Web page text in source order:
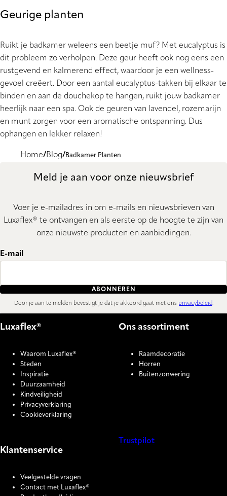
Geurige planten
Ruikt je badkamer weleens een beetje muf? Met eucalyptus is
dit probleem zo verholpen. Deze geur heeft ook nog eens een
rustgevend en kalmerend effect, waardoor je een wellness-
gevoel creëert. Door een aantal eucalyptus-takken bij elkaar te
binden en aan de douchekop te hangen, ruikt jouw badkamer
heerlijk naar een spa. Ook de geuren van lavendel, rozemarijn
en munt zorgen voor een aromatische ontspanning. Dus
ophangen en lekker relaxen!
Home Blog Badkamer Planten
Meld je aan voor onze nieuwsbrief
Voer je e-mailadres in om e-mails en nieuwsbrieven van
Luxaflex® te ontvangen en als eerste op de hoogte te zijn van
onze nieuwste producten en aanbiedingen.
E-mail
ABONNEREN
Door je aan te melden bevestigt je dat je akkoord gaat met ons privacybeleid.
Luxaflex®
Waarom Luxaflex®
Steden
Inspiratie
Duurzaamheid
Kindveiligheid
Privacyverklaring
Cookieverklaring
Ons assortiment
Raamdecoratie
Horren
Buitenzonwering
Klantenservice
Veelgestelde vragen
Contact met Luxaflex®
Trustpilot